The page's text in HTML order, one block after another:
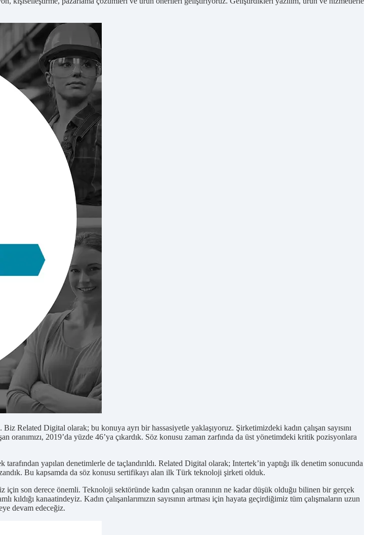
Related Digital olarak; bu konuya ayrı bir hassasiyetle yaklaşıyoruz. Şirketimizdeki kadın çalışan sayısını
oranımızı, 2019’da yüzde 46’ya çıkardık. Söz konusu zaman zarfında da üst yönetimdeki kritik pozisyonlara
yapılan denetimlerle de taçlandırıldı. Related Digital olarak; Intertek’in yaptığı ilk denetim sonucunda
Bu kapsamda da söz konusu sertifikayı alan ilk Türk teknoloji şirketi olduk.
için son derece önemli. Teknoloji sektöründe kadın çalışan oranının ne kadar düşük olduğu bilinen bir gerçek
kanaatindeyiz. Kadın çalışanlarımızın sayısının artması için hayata geçirdiğimiz tüm çalışmaların uzun
devam edeceğiz.